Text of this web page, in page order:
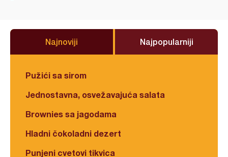
Najnoviji Najpopularniji
Pužići sa sirom
Jednostavna, osvežavajuća salata
Brownies sa jagodama
Hladni čokoladni dezert
Punjeni cvetovi tikvica